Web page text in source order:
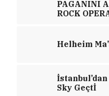
PAGANINI
ROCK
Helheim
Sky Geçtİ